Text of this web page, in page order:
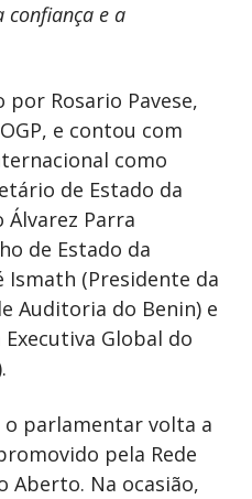
confiança e a
Rosario Pavese,
e contou com
como
de Estado da
Álvarez Parra
de Estado da
Ismath (Presidente da
Auditoria do Benin) e
Global do
o parlamentar volta a
pela Rede
Aberto. Na ocasião,